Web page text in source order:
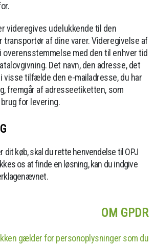
videregives udelukkende til den
transportør af dine varer. Videregivelse af
overensstemmelse med den til enhver tid
Det navn, den adresse, det
visse tilfælde den e-mailadresse, du har
fremgår af adresseetiketten, som
for levering.
dit køb, skal du rette henvendelse til OPJ
os at finde en løsning, kan du indgive
OM GPDR
gælder for personoplysninger som du